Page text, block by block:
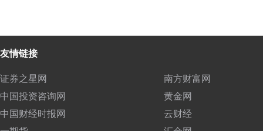
友情链接
证券之星网
南方财富网
中国投资咨询网
黄金网
中国财经时报网
云财经